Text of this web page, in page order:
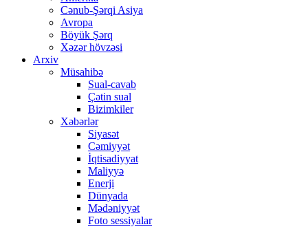
Cənub-Şərqi Asiya
Avropa
Böyük Şərq
Xəzər hövzəsi
Arxiv
Müsahibə
Sual-cavab
Çətin sual
Bizimkiler
Xəbərlər
Siyasət
Cəmiyyət
İqtisadiyyat
Maliyyə
Enerji
Dünyada
Mədəniyyət
Foto sessiyalar